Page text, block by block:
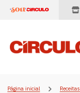
Página inicial Receitas